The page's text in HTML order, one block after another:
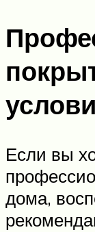
Если вы
дома,